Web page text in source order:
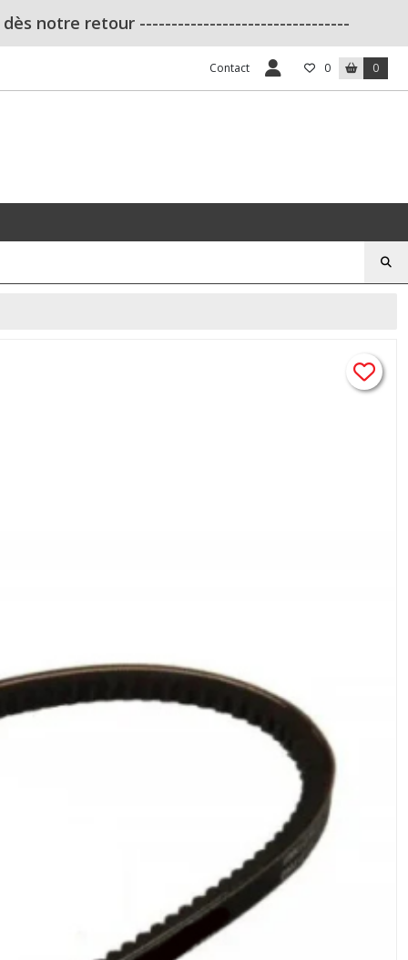
notre retour ---------------------------------
Contact 0 0